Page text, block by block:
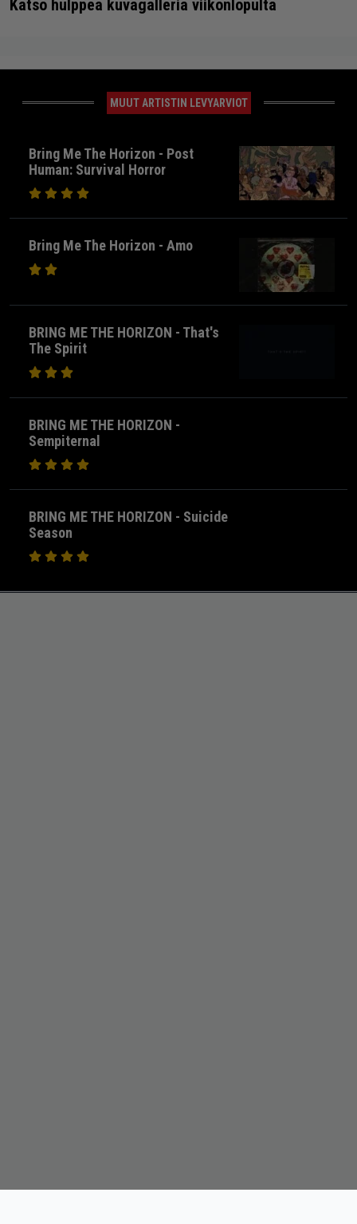
Katso hulppea kuvagalleria viikonlopulta
MUUT ARTISTIN LEVYARVIOT
Bring Me The Horizon - Post
Human: Survival Horror
Bring Me The Horizon - Amo
BRING ME THE HORIZON - That's
The Spirit
BRING ME THE HORIZON -
Sempiternal
BRING ME THE HORIZON - Suicide
Season